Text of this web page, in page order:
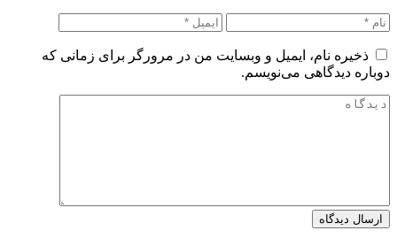
ذخیره نام، ایمیل و وبسایت من در مرورگر برای زمانی که
دوباره دیدگاهی می‌نویسم.